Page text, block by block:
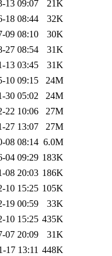
13 09:07
21K
18 08:44
32K
09 08:10
30K
27 08:54
31K
13 03:45
31K
10 09:15
24M
30 05:02
24M
22 10:06
27M
27 13:07
27M
08 08:14 6.0M
04 09:29 183K
08 20:03 186K
10 15:25 105K
19 00:59
33K
10 15:25 435K
07 20:09
31K
17 13:11 448K